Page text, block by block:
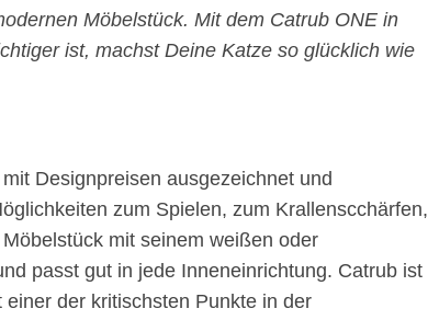
Möbelstück. Mit dem Catrub ONE in
ist, machst Deine Katze so glücklich wie
Designpreisen ausgezeichnet und
zum Spielen, zum Krallenscchärfen,
mit seinem weißen oder
passt gut in jede Inneneinrichtung. Catrub ist
der kritischsten Punkte in der